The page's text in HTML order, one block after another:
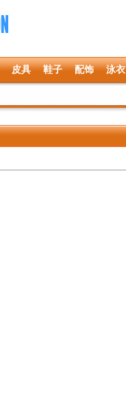
皮具 鞋子 配饰 泳衣